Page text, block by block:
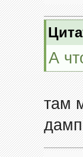
А
там
дамп